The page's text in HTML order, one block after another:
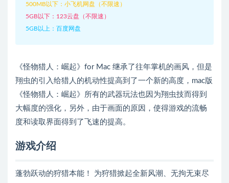
500MB以下：小飞机网盘（不限速）
5GB以下：123云盘（不限速）
5GB以上：百度网盘
《怪物猎人：崛起》for Mac 继承了往年掌机的画风，但是
翔虫的引入给猎人的机动性提高到了一个新的高度，mac版
《怪物猎人：崛起》所有的武器玩法也因为翔虫技而得到
大幅度的强化，另外，由于画面的原因，使得游戏的流畅
度和读取界面得到了飞速的提高。
游戏介绍
蓬勃跃动的狩猎本能！ 为狩猎掀起全新风潮、无拘无束尽